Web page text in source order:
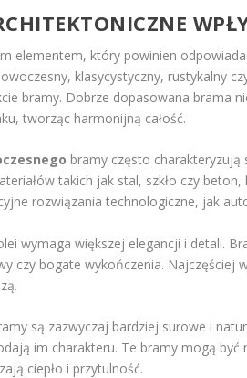
elementem, który powinien
klasycystyczny, rustykalny
bramy. Dobrze dopasowana brama
tworząc harmonijną całość.
bramy często charakteryzują
takich jak stal, szkło czy
rozwiązania technologiczne, jak
wymaga większej elegancji i detali.
czy bogate wykończenia. Najczęściej
są zazwyczaj bardziej surowe i
im charakteru. Te bramy mogą
ciepło i przytulność.